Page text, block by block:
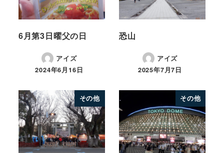
6月第3日曜父の日
アイズ
2024年6月16日
恐山
アイズ
2025年7月7日
その他 その他